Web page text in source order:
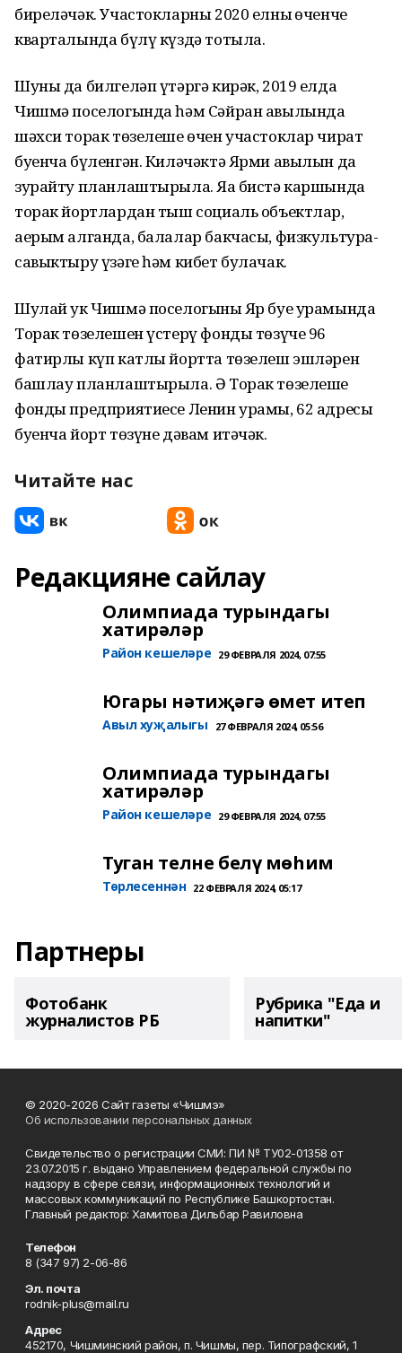
биреләчәк. Участокларны 2020 елның өченче
кварталында бүлү күздә тотыла.
Шуны да билгеләп үтәргә кирәк, 2019 елда
Чишмә поселогында һәм Сәйран авылында
шәхси торак төзелеше өчен участоклар чират
буенча бүленгән. Киләчәктә Ярми авылын да
зурайту планлаштырыла. Яңа бистә каршында
торак йортлардан тыш социаль объектлар,
аерым алганда, балалар бакчасы, физкультура-
савыктыру үзәге һәм кибет булачак.
Шулай ук Чишмә поселогының Яр буе урамында
Торак төзелешен үстерү фонды төзүче 96
фатирлы күп катлы йортта төзелеш эшләрен
башлау планлаштырыла. Ә Торак төзелеше
фонды предприятиесе Ленин урамы, 62 адресы
буенча йорт төзүне дәвам итәчәк.
Читайте нас
Редакцияне сайлау
Олимпиада турындагы
хатирәләр
Район кешеләре 29 ФЕВРАЛЯ 2024, 07:55
Югары нәтиҗәгә өмет итеп
Авыл хуҗалыгы 27 ФЕВРАЛЯ 2024, 05:56
Олимпиада турындагы
хатирәләр
Район кешеләре 29 ФЕВРАЛЯ 2024, 07:55
Туган телне белү мөһим
Төрлесеннән 22 ФЕВРАЛЯ 2024, 05:17
Партнеры
Фотобанк
журналистов РБ
Рубрика "Еда и
напитки"
© 2020-2026 Сайт газеты «Чишмэ»
Об использовании персональных данных
Свидетельство о регистрации СМИ: ПИ № ТУ02-01358 от
23.07.2015 г. выдано Управлением федеральной службы по
надзору в сфере связи, информационных технологий и
массовых коммуникаций по Республике Башкортостан.
Главный редактор: Хамитова Дильбар Равиловна
Телефон
8 (347 97) 2-06-86
Эл. почта
rodnik-plus@mail.ru
Адрес
452170, Чишминский район, п. Чишмы, пер. Типографский, 1